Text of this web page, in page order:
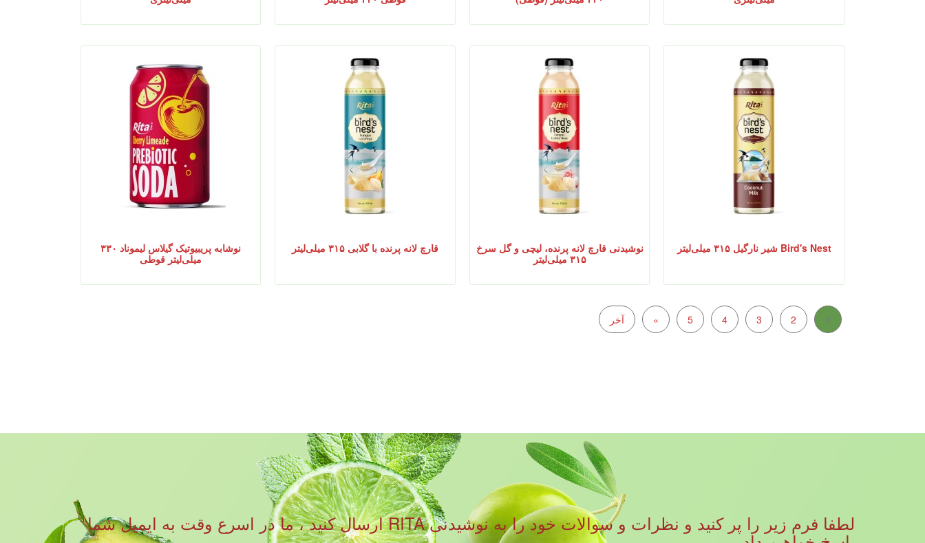
نوشابه پریبیوتیک گیلاس لیموناد ۳۳۰
میلی‌لیتر قوطی
قارچ لانه پرنده با گلابی ۳۱۵ میلی‌لیتر
نوشیدنی قارچ لانه پرنده، لیچی و گل سرخ
۳۱۵ میلی‌لیتر
Bird's Nest شیر نارگیل ۳۱۵ میلی‌لیتر
1
2
3
4
5
» آخر
لطفا فرم زیر را پر کنید و نظرات و سوالات خود را به نوشیدنی RITA ارسال کنید ، ما در اسرع وقت به ایمیل شما